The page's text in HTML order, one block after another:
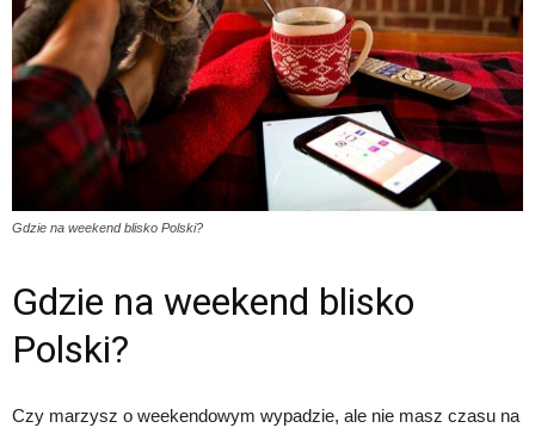
Gdzie na weekend blisko Polski?
Gdzie na weekend blisko
Polski?
Czy marzysz o weekendowym wypadzie, ale nie masz czasu na